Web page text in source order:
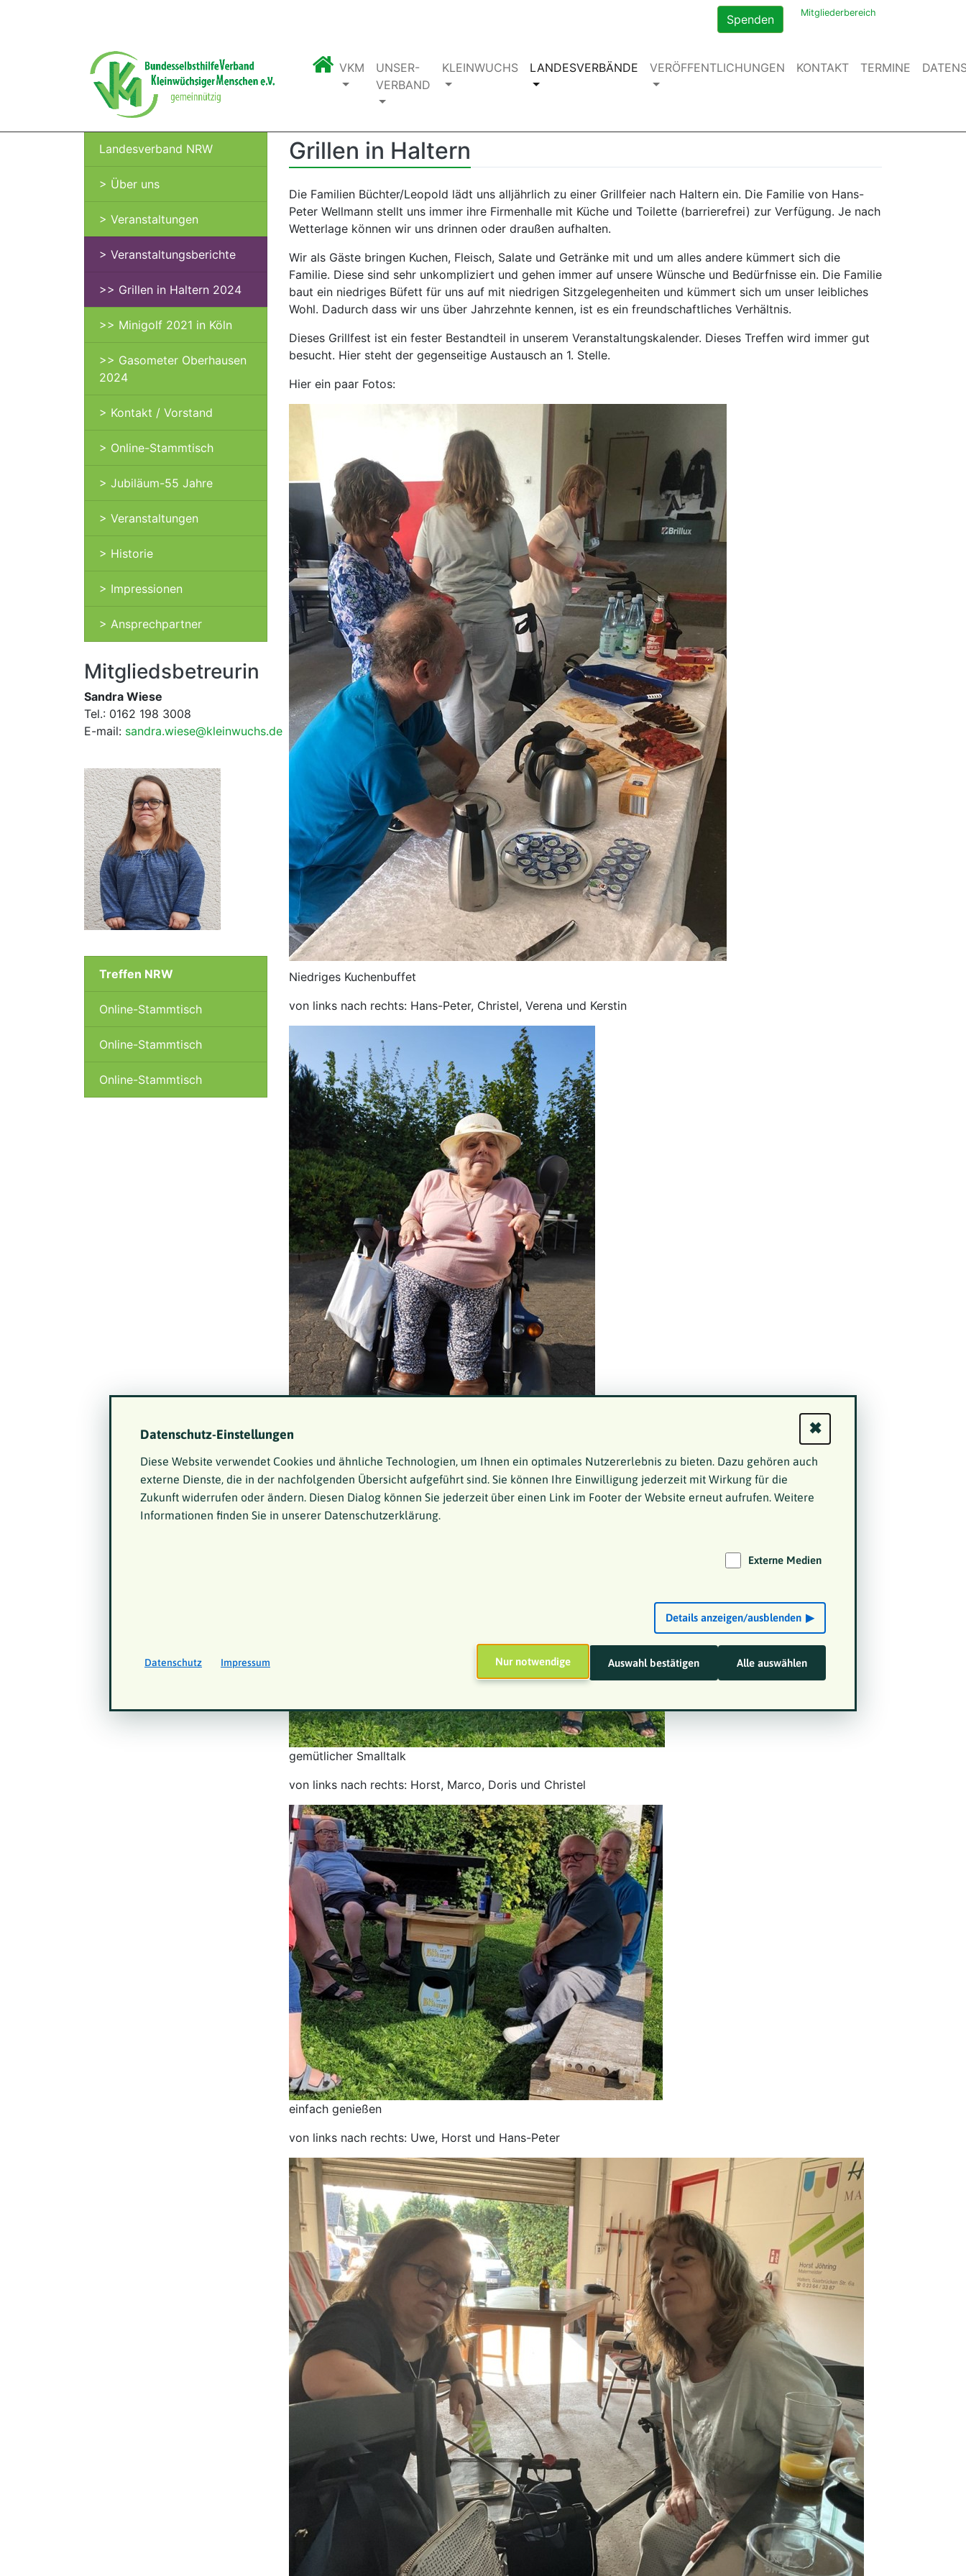
Spenden Mitgliederbereich
VKM
UNSER-
VERBAND
KLEINWUCHS LANDESVERBÄNDE VERÖFFENTLICHUNGEN KONTAKT TERMINE
Startseite
Grillen in Haltern
Die Familien Büchter/Leopold lädt uns alljährlich zu einer Grillfeier nach Haltern ein. Die Familie von Hans-
Peter Wellmann stellt uns immer ihre Firmenhalle mit Küche und Toilette (barrierefrei) zur Verfügung. Je nach
Wetterlage können wir uns drinnen oder draußen aufhalten.
Wir als Gäste bringen Kuchen, Fleisch, Salate und Getränke mit und um alles andere kümmert sich die
Familie. Diese sind sehr unkompliziert und gehen immer auf unsere Wünsche und Bedürfnisse ein. Die Familie
baut ein niedriges Büfett für uns auf mit niedrigen Sitzgelegenheiten und kümmert sich um unser leibliches
Wohl. Dadurch dass wir uns über Jahrzehnte kennen, ist es ein freundschaftliches Verhältnis.
Dieses Grillfest ist ein fester Bestandteil in unserem Veranstaltungskalender. Dieses Treffen wird immer gut
besucht. Hier steht der gegenseitige Austausch an 1. Stelle.
Hier ein paar Fotos:
Niedriges Kuchenbuffet
von links nach rechts: Hans-Peter, Christel, Verena und Kerstin
Beate ist gegen die Sonne geschützt.
gemütlicher Smalltalk
von links nach rechts: Horst, Marco, Doris und Christel
einfach genießen
von links nach rechts: Uwe, Horst und Hans-Peter
Landesverband NRW
> Über uns
> Veranstaltungen
> Veranstaltungsberichte
>> Grillen in Haltern 2024
>> Minigolf 2021 in Köln
>> Gasometer Oberhausen
2024
> Kontakt / Vorstand
> Online-Stammtisch
> Jubiläum-55 Jahre
> Veranstaltungen
> Historie
> Impressionen
> Ansprechpartner
Mitgliedsbetreurin
Sandra Wiese
Tel.: 0162 198 3008
E-mail: sandra.wiese@kleinwuchs.de
Treffen NRW
Online-Stammtisch
Online-Stammtisch
Online-Stammtisch
Datenschutz-Einstellungen
Diese Website verwendet Cookies und ähnliche Technologien, um Ihnen ein optimales Nutzererlebnis zu bieten. Dazu gehören auch
externe Dienste, die in der nachfolgenden Übersicht aufgeführt sind. Sie können Ihre Einwilligung jederzeit mit Wirkung für die
Zukunft widerrufen oder ändern. Diesen Dialog können Sie jederzeit über einen Link im Footer der Website erneut aufrufen. Weitere
Informationen finden Sie in unserer Datenschutzerklärung.
Externe Medien
Details anzeigen/ausblenden
Nur notwendige Auswahl bestätigen Alle auswählen
Datenschutz Impressum
✖